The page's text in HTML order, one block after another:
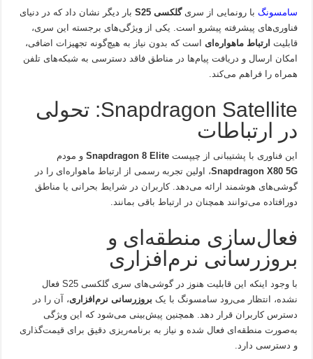
سامسونگ با رونمایی از سریگلکسی S25
بار دیگر نشان داد که در دنیای
فناوری‌های پیشرفته پیشرو است. یکی از ویژگی‌های برجسته این سری،
قابلیت ارتباط ماهواره‌ای است که بدون نیاز به هیچ‌گونه تجهیزات اضافی،
امکان ارسال و دریافت پیام‌ها در مناطق فاقد دسترسی به شبکه‌های تلفن
همراه را فراهم می‌کند.
Snapdragon Satellite: تحولی
در ارتباطات
این فناوری با پشتیبانی از چیپستSnapdragon 8 Elite و مودم
Snapdragon X80 5G، اولین تجربه رسمی از ارتباط ماهواره‌ای را در
گوشی‌های هوشمند ارائه می‌دهد. کاربران در شرایط بحرانی یا مناطق
دورافتاده می‌توانند همچنان در ارتباط باقی بمانند.
فعال‌سازی منطقه‌ای و
بروزرسانی نرم‌افزاری
با وجود اینکه این قابلیت هنوز در گوشی‌های سری گلکسی S25 فعال
نشده، انتظار می‌رود سامسونگ با یک بروزرسانی نرم‌افزاری، آن را در
دسترس کاربران قرار دهد. همچنین پیش‌بینی می‌شود که این ویژگی
به‌صورت منطقه‌ای فعال شده و نیاز به برنامه‌ریزی دقیق برای قیمت‌گذاری
و دسترسی دارد.